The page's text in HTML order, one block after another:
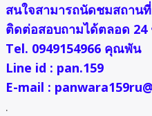
สนใจสามารถนัดชมสถาน
ติดต่อสอบถามได้ตลอด 24
Tel. 0949154966 คุณพัน
Line id : pan.159
E-mail :
.